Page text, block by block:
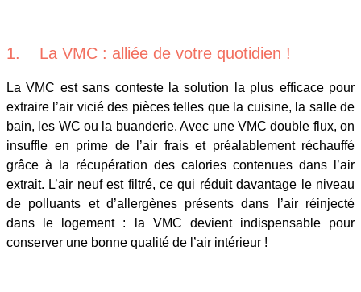
1. La VMC : alliée de votre quotidien !
La VMC est sans conteste la solution la plus efficace pour
extraire l’air vicié des pièces telles que la cuisine, la salle de
bain, les WC ou la buanderie. Avec une VMC double flux, on
insuffle en prime de l’air frais et préalablement réchauffé
grâce à la récupération des calories contenues dans l’air
extrait. L’air neuf est filtré, ce qui réduit davantage le niveau
de polluants et d’allergènes présents dans l’air réinjecté
dans le logement : la VMC devient indispensable pour
conserver une bonne qualité de l’air intérieur !